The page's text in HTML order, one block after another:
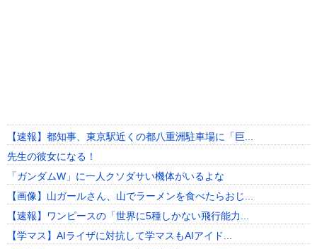
【速報】都知事、東京駅近くの都八重洲駐車場に「巨...
先生の彼女になる！
「ガンダムW」に一人クソダサい機体がいるよな
【画像】山ガールさん、山でラーメンを食べたらおじ...
【速報】ワンピースの「世界に5種しかない飛行能力...
【学マス】AIライザに対抗して学マスもAIアイド...